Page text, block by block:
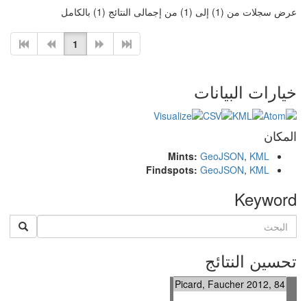
عرض سجلات من (1) إلى (1) من إجمالى النتائج (1) بالكامل
1
خيارات البيانات
المكان
Mints: GeoJSON, KML
Findspots: GeoJSON, KML
Keyword
تحسين النتائج